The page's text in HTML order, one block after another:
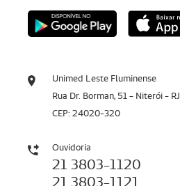
Unimed Leste Fluminense
Rua Dr. Borman, 51 - Niterói - RJ
CEP: 24020-320
Ouvidoria
21 3803-1120
21 3803-1121